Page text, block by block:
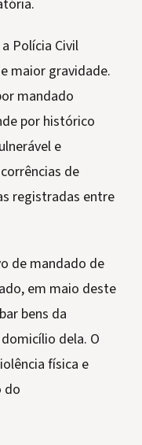
Polícia Civil
maior gravidade.
mandado
por histórico
e
de
registradas entre
de mandado de
em maio deste
bens da
dela. O
física e
do